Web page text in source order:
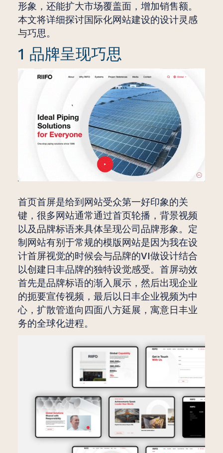
形象，还能扩大市场覆盖面，增加销售额。
本文将详细探讨国际化网站建设的设计灵感
与巧思。
1 品牌呈现巧思
首页首屏是给到网站受众第一好印象的关
键，很多网站通常通过首页轮播，背景视频
以及品牌标语来具体呈现公司品牌形象。定
制网站有别于常规的模版网站是因为我在设
计首屏视觉的时候会与品牌的VI做设计结合
以创建日丰品牌的独特设觉感受。首屏动效
首先是品牌标语的渐入展示，然后出现企业
的扼要宣传视频，最后以日丰企业视频为中
心，扩散管道向四面八方延展，寓意日丰业
务的全球化进程。